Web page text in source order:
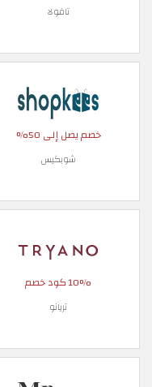
تافولا
خصم يصل إلى 50%
شوبكيس
10% كود خصم
تريانو